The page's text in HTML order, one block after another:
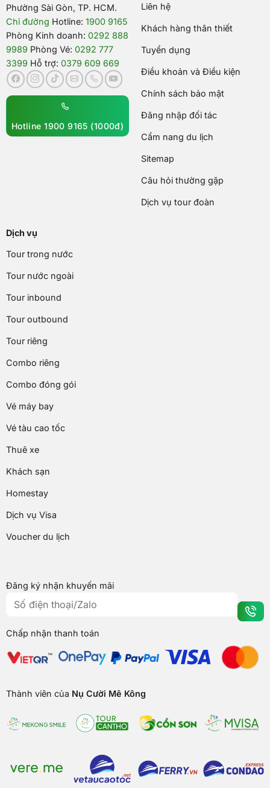
Phường Sài Gòn, TP. HCM.
Chỉ đường Hotline: 1900 9165
Phòng Kinh doanh: 0292 888
9989 Phòng Vé: 0292 777
3399 Hỗ trợ: 0379 609 669
Hotline 1900 9165 (1000đ)
Liên hệ
Khách hàng thân thiết
Tuyển dụng
Điều khoản và Điều kiện
Chính sách bảo mật
Đăng nhập đối tác
Cẩm nang du lịch
Sitemap
Câu hỏi thường gặp
Dịch vụ tour đoàn
Dịch vụ
Tour trong nước
Tour nước ngoài
Tour inbound
Tour outbound
Tour riêng
Combo riêng
Combo đóng gói
Vé máy bay
Vé tàu cao tốc
Thuê xe
Khách sạn
Homestay
Dịch vụ Visa
Voucher du lịch
Đăng ký nhận khuyến mãi
Chấp nhận thanh toán
Thành viên của Nụ Cười Mê Kông